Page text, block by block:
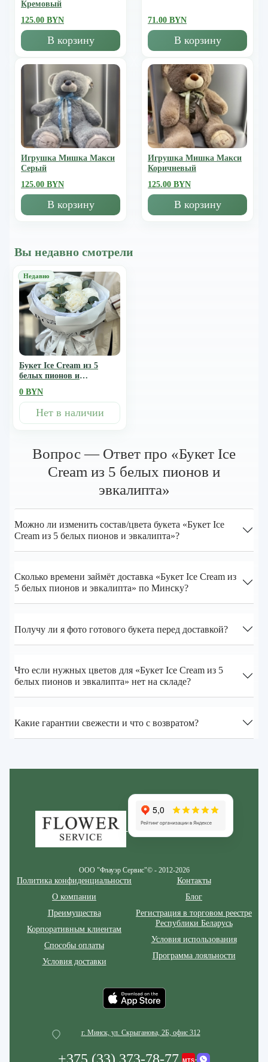
Кремовый
125.00 BYN
В корзину
71.00 BYN
В корзину
Игрушка Мишка Mакси
Серый
125.00 BYN
В корзину
Игрушка Мишка Mакси
Коричневый
125.00 BYN
В корзину
Вы недавно смотрели
Букет Ice Cream из 5
белых пионов и
0 BYN
Нет в наличии
Вопрос — Ответ про «Букет Ice
Cream из 5 белых пионов и
эвкалипта»
Можно ли изменить состав/цвета букета «Букет Ice
Cream из 5 белых пионов и эвкалипта»?
Сколько времени займёт доставка «Букет Ice Cream из
5 белых пионов и эвкалипта» по Минску?
Получу ли я фото готового букета перед доставкой?
Что если нужных цветов для «Букет Ice Cream из 5
белых пионов и эвкалипта» нет на складе?
Какие гарантии свежести и что с возвратом?
ООО "Флауэр Сервис"© - 2012-2026
Политика конфиденциальности
О компании
Преимущества
Корпоративным клиентам
Способы оплаты
Условия доставки
Контакты
Блог
Регистрация в торговом реестре
Республики Беларусь
Условия использования
Программа лояльности
г. Минск, ул. Скрыганова, 2Б, офис 312